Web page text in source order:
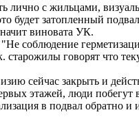
лично с жильцами,
будет затопленный
виновата УК.
соблюдение
старожилы говорят что
сейчас закрыть и
этажей, люди побегут
в подвал обратно и